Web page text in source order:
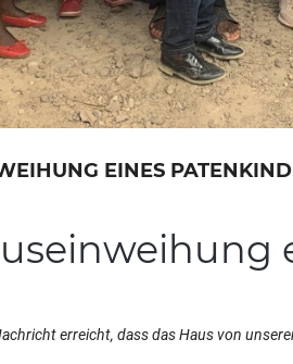
EINES
erreicht, dass das Haus von